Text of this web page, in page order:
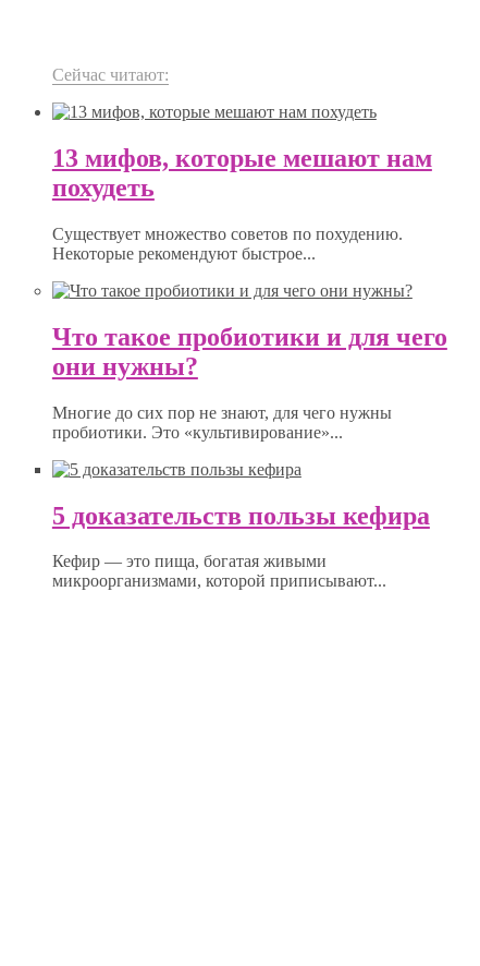
Сейчас читают:
13 мифов, которые мешают нам
похудеть
Существует множество советов по похудению.
Некоторые рекомендуют быстрое...
Что такое пробиотики и для чего
они нужны?
Многие до сих пор не знают, для чего нужны
пробиотики. Это «культивирование»...
5 доказательств пользы кефира
Кефир — это пища, богатая живыми
микроорганизмами, которой приписывают...